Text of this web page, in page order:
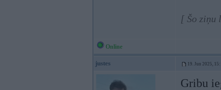
[ Šo ziņu
Online
justes 19. Jun 2025,
Gribu